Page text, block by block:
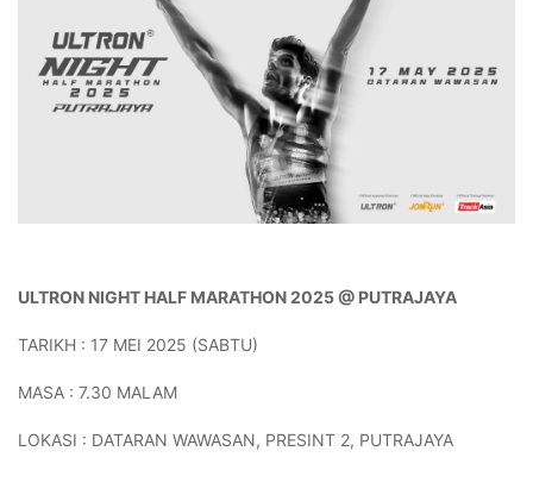
ULTRON NIGHT HALF MARATHON 2025 @ PUTRAJAYA
TARIKH : 17 MEI 2025 (SABTU)
MASA : 7.30 MALAM
LOKASI : DATARAN WAWASAN, PRESINT 2, PUTRAJAYA